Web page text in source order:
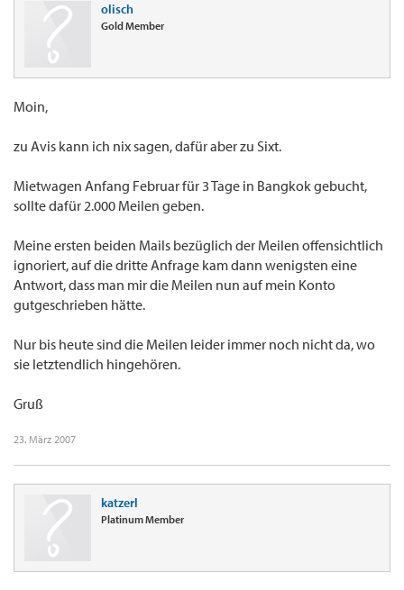
olisch
Gold Member
Moin,
zu Avis kann ich nix sagen, dafür aber zu Sixt.
Mietwagen Anfang Februar für 3 Tage in Bangkok gebucht,
sollte dafür 2.000 Meilen geben.
Meine ersten beiden Mails bezüglich der Meilen offensichtlich
ignoriert, auf die dritte Anfrage kam dann wenigsten eine
Antwort, dass man mir die Meilen nun auf mein Konto
gutgeschrieben hätte.
Nur bis heute sind die Meilen leider immer noch nicht da, wo
sie letztendlich hingehören.
Gruß
23. März 2007
katzerl
Platinum Member